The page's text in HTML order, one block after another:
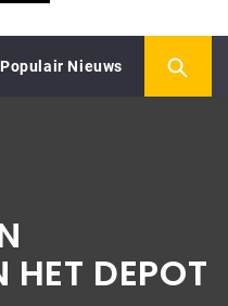
Populair Nieuws
DEPOT